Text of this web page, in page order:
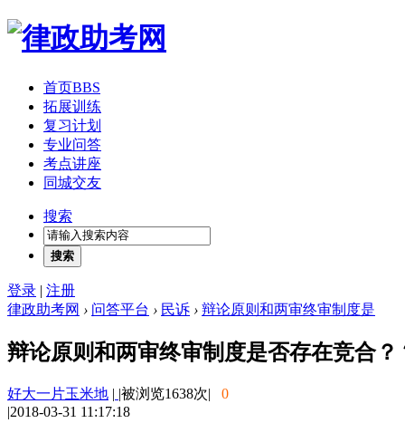
首页BBS
拓展训练
复习计划
专业问答
考点讲座
同城交友
搜索
搜索
登录 | 注册
律政助考网 › 问答平台 › 民诉 › 辩论原则和两审终审制度是
辩论原则和两审终审制度是否存在竞合？
好大一片玉米地 | |被浏览1638次|
0
|2018-03-31 11:17:18